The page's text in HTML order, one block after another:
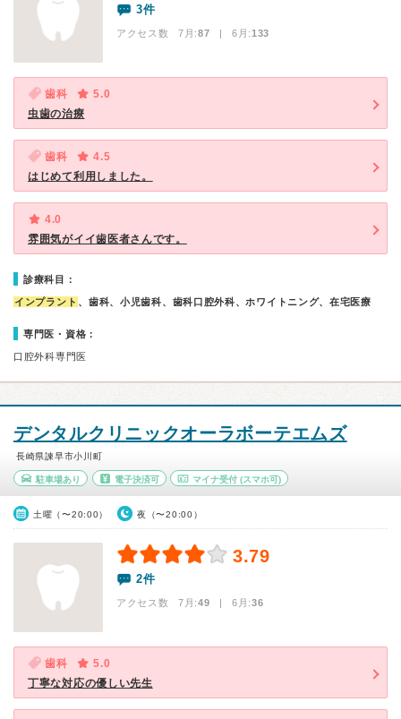
3件
アクセス数 7月:87 | 6月:133
歯科
5.0
虫歯の治療
歯科
4.5
はじめて利用しました。
4.0
雰囲気がイイ歯医者さんです。
診療科目：
インプラント 、歯科、小児歯科、歯科口腔外科、ホワイトニング、在宅医療
専門医・資格：
口腔外科専門医
デンタルクリニックオーラボーテエムズ
長崎県諫早市小川町
駐車場あり 電子決済可 マイナ受付 (スマホ可)
土曜（〜20:00） 夜（〜20:00）
3.79
2件
アクセス数 7月:49 | 6月:36
歯科
5.0
丁寧な対応の優しい先生